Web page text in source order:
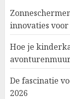
innovaties voor
Hoe je
De fascinatie
2026